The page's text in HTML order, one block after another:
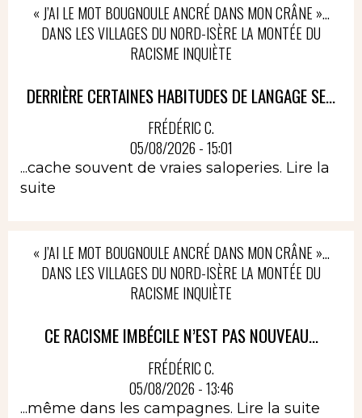
« J’AI LE MOT BOUGNOULE ANCRÉ DANS MON CRÂNE »…
DANS LES VILLAGES DU NORD-ISÈRE LA MONTÉE DU
RACISME INQUIÈTE
DERRIÈRE CERTAINES HABITUDES DE LANGAGE SE...
FRÉDÉRIC C.
05/08/2026 - 15:01
...cache souvent de vraies saloperies. Lire la
suite
« J’AI LE MOT BOUGNOULE ANCRÉ DANS MON CRÂNE »…
DANS LES VILLAGES DU NORD-ISÈRE LA MONTÉE DU
RACISME INQUIÈTE
CE RACISME IMBÉCILE N’EST PAS NOUVEAU...
FRÉDÉRIC C.
05/08/2026 - 13:46
...même dans les campagnes. Lire la suite